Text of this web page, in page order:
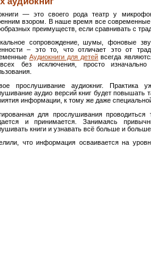
— это своего рода театр у
взором. В наше время все современные
преимуществ, если сравнивать с
сопровождение, шумы, фоновые
– это то, что отличает это от
Аудиокниги для детей всегда
без исключения, просто
прослушивание аудиокниг. Практика
аудио версий книг будет повышать
информации, к тому же даже
для прослушивания
и принимается. Занимаясь
книги и узнавать всё больше и
что информация осваивается на